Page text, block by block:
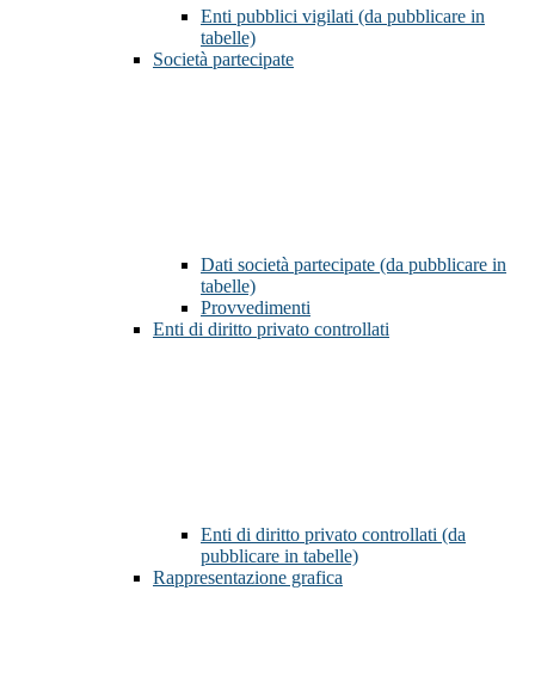
Enti pubblici vigilati (da pubblicare in
tabelle)
Società partecipate
Dati società partecipate (da pubblicare in
tabelle)
Provvedimenti
Enti di diritto privato controllati
Enti di diritto privato controllati (da
pubblicare in tabelle)
Rappresentazione grafica